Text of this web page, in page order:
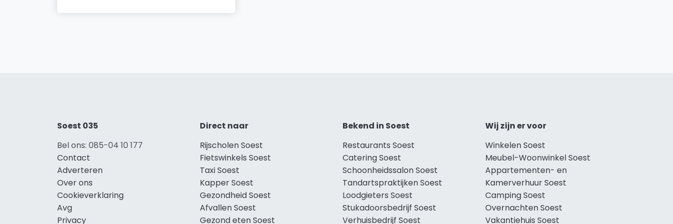
Soest 035
Bel ons: 085-04 10 177
Contact
Adverteren
Over ons
Cookieverklaring
Avg
Privacy
Direct naar
Rijscholen Soest
Fietswinkels Soest
Taxi Soest
Kapper Soest
Gezondheid Soest
Afvallen Soest
Gezond eten Soest
Bekend in Soest
Restaurants Soest
Catering Soest
Schoonheidssalon Soest
Tandartspraktijken Soest
Loodgieters Soest
Stukadoorsbedrijf Soest
Verhuisbedrijf Soest
Wij zijn er voor
Winkelen Soest
Meubel-Woonwinkel Soest
Appartementen- en
Kamerverhuur Soest
Camping Soest
Overnachten Soest
Vakantiehuis Soest